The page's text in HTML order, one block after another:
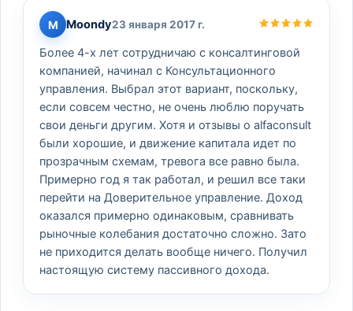
M Moondy23 января 2017 г.
Более 4-х лет сотрудничаю с консалтинговой
компанией, начинал с Консультационного
управления. Выбрал этот вариант, поскольку,
если совсем честно, не очень люблю поручать
свои деньги другим. Хотя и отзывы о alfaconsult
были хорошие, и движение капитала идет по
прозрачным схемам, тревога все равно была.
Примерно год я так работал, и решил все таки
перейти на Доверительное управление. Доход
оказался примерно одинаковым, сравнивать
рыночные колебания достаточно сложно. Зато
не приходится делать вообще ничего. Получил
настоящую систему пассивного дохода.